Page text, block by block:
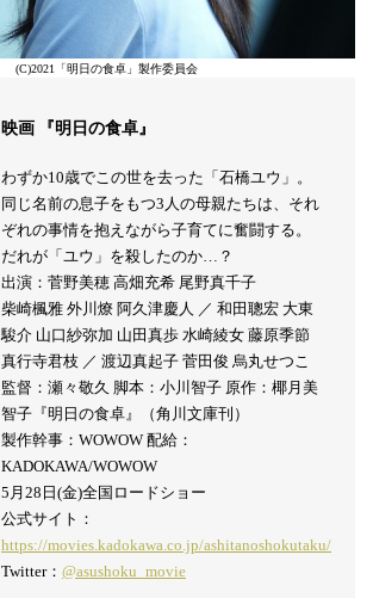
(C)2021「明日の食卓」製作委員会
映画 『明日の食卓』
わずか10歳でこの世を去った「石橋ユウ」。
同じ名前の息子をもつ3人の母親たちは、それ
ぞれの事情を抱えながら子育てに奮闘する。
だれが「ユウ」を殺したのか…？
出演：菅野美穂 高畑充希 尾野真千子
柴崎楓雅 外川燎 阿久津慶人 ／ 和田聰宏 大東
駿介 山口紗弥加 山田真歩 水崎綾女 藤原季節
真行寺君枝 ／ 渡辺真起子 菅田俊 烏丸せつこ
監督：瀬々敬久 脚本：小川智子 原作：椰月美
智子『明日の食卓』（角川文庫刊）
製作幹事：WOWOW 配給：
KADOKAWA/WOWOW
5月28日(金)全国ロードショー
公式サイト：
https://movies.kadokawa.co.jp/ashitanoshokutaku/
Twitter： @asushoku_movie